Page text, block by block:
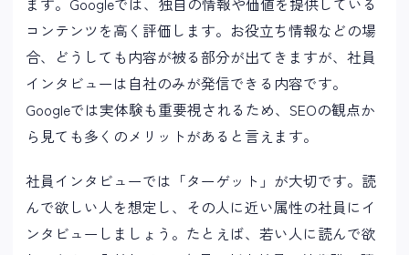
ます。Googleでは、独自の情報や価値を提供している
コンテンツを高く評価します。お役立ち情報などの場
合、どうしても内容が被る部分が出てきますが、社員
インタビューは自社のみが発信できる内容です。
Googleでは実体験も重要視されるため、SEOの観点か
ら見ても多くのメリットがあると言えます。
社員インタビューでは「ターゲット」が大切です。読
んで欲しい人を想定し、その人に近い属性の社員にイ
ンタビューしましょう。たとえば、若い人に読んで欲